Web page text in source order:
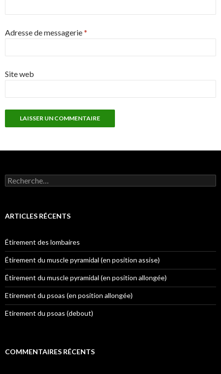
Adresse de messagerie*
Site web
Rechercher :
ARTICLES RÉCENTS
Étirement des lombaires
Étirement du muscle pyramidal (en position assise)
Étirement du muscle pyramidal (en position allongée)
Etirement du psoas (en position allongée)
Etirement du psoas (debout)
COMMENTAIRES RÉCENTS